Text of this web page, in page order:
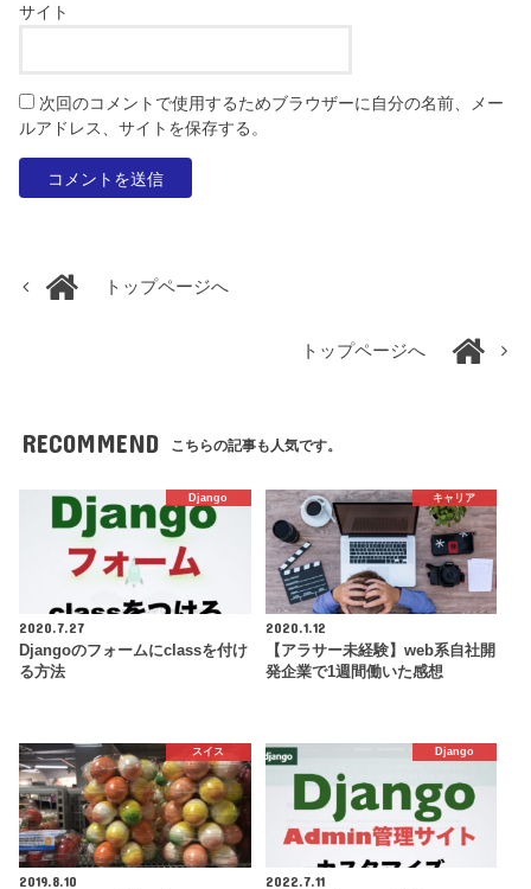
サイト
次回のコメントで使用するためブラウザーに自分の名前、メー
ルアドレス、サイトを保存する。
トップページへ
トップページへ
RECOMMEND こちらの記事も人気です。
Django
2020.7.27
Djangoのフォームにclassを付け
る方法
キャリア
2020.1.12
【アラサー未経験】web系自社開
発企業で1週間働いた感想
スイス
2019.8.10
Django
2022.7.11